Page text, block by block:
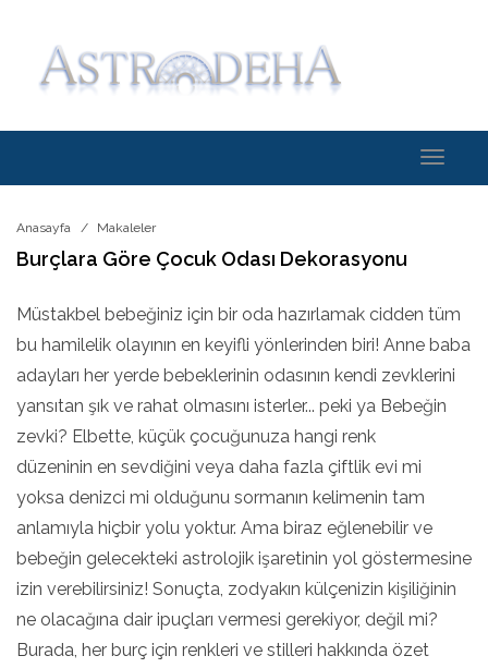
Toggle
Anasayfa Makaleler
Burçlara Göre Çocuk Odası Dekorasyonu
Müstakbel bebeğiniz için bir oda hazırlamak cidden tüm
bu hamilelik olayının en keyifli yönlerinden biri! Anne baba
adayları her yerde bebeklerinin odasının kendi zevklerini
yansıtan şık ve rahat olmasını isterler... peki ya Bebeğin
zevki? Elbette, küçük çocuğunuza hangi renk
düzeninin en sevdiğini veya daha fazla çiftlik evi mi
yoksa denizci mi olduğunu sormanın kelimenin tam
anlamıyla hiçbir yolu yoktur. Ama biraz eğlenebilir ve
bebeğin gelecekteki astrolojik işaretinin yol göstermesine
izin verebilirsiniz! Sonuçta, zodyakın külçenizin kişiliğinin
ne olacağına dair ipuçları vermesi gerekiyor, değil mi?
Burada, her burç için renkleri ve stilleri hakkında özet